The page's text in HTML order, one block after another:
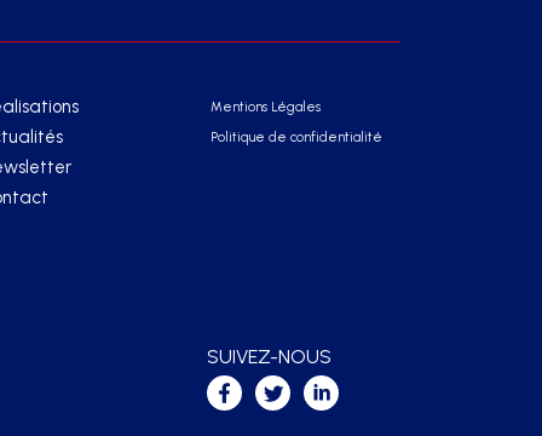
Mentions Légales
Politique de confidentialité
SUIVEZ-NOUS